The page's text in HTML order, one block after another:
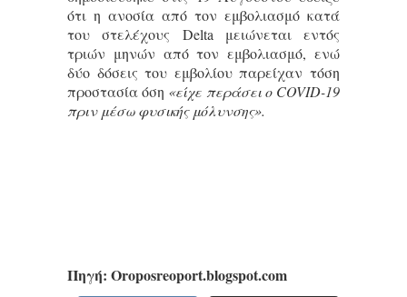
ότι η ανοσία από τον εμβολιασμό κατά
του στελέχους Delta μειώνεται εντός
τριών μηνών από τον εμβολιασμό, ενώ
δύο δόσεις του εμβολίου παρείχαν τόση
προστασία όση «είχε περάσει ο COVID-19
πριν μέσω φυσικής μόλυνσης».
Πηγή: Οroposreoport.blogspot.com